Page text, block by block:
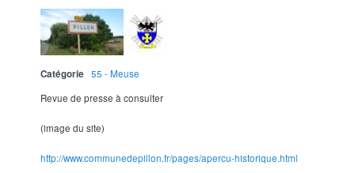
Catégorie
55 - Meuse
Revue de presse à consulter
(image du site)
http://www.communedepillon.fr/pages/apercu-historique.html